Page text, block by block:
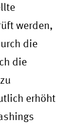
werden,
die
die
erhöht